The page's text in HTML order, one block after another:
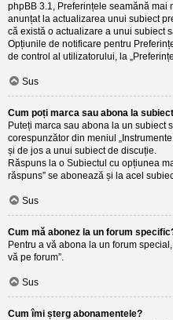
phpBB 3.1, Preferințele seamănă mai
anunțat la actualizarea unui subiect
că există o actualizare a unui subiect
Opțiunile de notificare pentru
de control al utilizatorului, la
Sus
Cum poți marca sau abona la
Puteți marca sau abona la un subiect
corespunzător din meniul
și de jos a unui subiect de discuție.
Răspuns la o Subiectul cu opțiunea
răspuns” se abonează și la acel
Sus
Cum mă abonez la un forum
Pentru a vă abona la un forum
vă pe forum”.
Sus
Cum îmi șterg abonamentele?